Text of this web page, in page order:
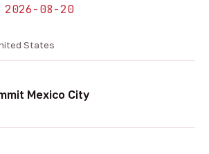
08-20
States
Mexico City